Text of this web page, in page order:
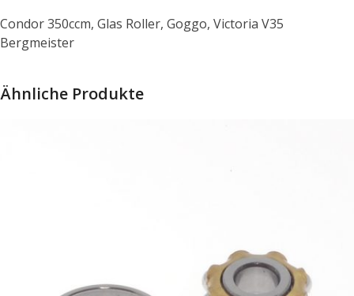
Condor 350ccm, Glas Roller, Goggo, Victoria V35
Bergmeister
Ähnliche Produkte